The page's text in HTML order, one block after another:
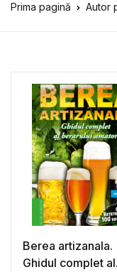
Prima pagină Autor
Berea artizanala.
Ghidul complet al